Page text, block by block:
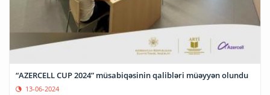
“AZERCELL CUP 2024” müsabiqəsinin qalibləri müəyyən olundu
13-06-2024